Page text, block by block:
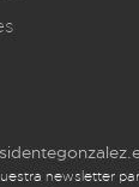
newsletter